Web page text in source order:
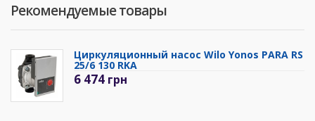
Рекомендуемые товары
Циркуляционный насос Wilo Yonos PARA RS
25/6 130 RKA
6 474 грн